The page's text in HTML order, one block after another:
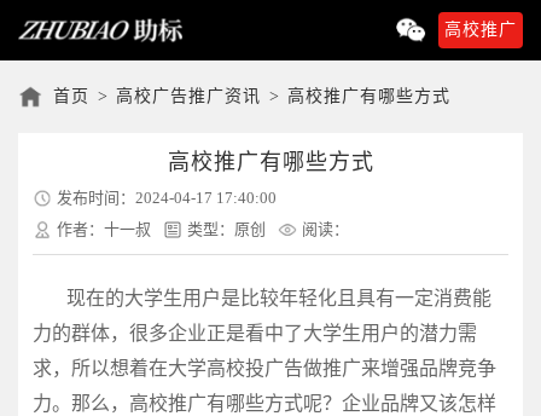
高校推广
首页 > 高校广告推广资讯 > 高校推广有哪些方式
高校推广有哪些方式
发布时间：2024-04-17 17:40:00
作者：十一叔
类型：原创 阅读：
现在的大学生用户是比较年轻化且具有一定消费能
力的群体，很多企业正是看中了大学生用户的潜力需
求，所以想着在大学高校投广告做推广来增强品牌竞争
力。那么，高校推广有哪些方式呢？企业品牌又该怎样